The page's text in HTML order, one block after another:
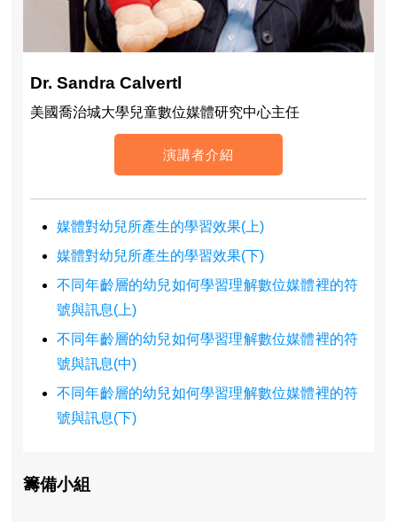
Dr. Sandra Calvertl
美國喬治城大學兒童數位媒體研究中心主任
演講者介紹
媒體對幼兒所產生的學習效果(上)
媒體對幼兒所產生的學習效果(下)
不同年齡層的幼兒如何學習理解數位媒體裡的符
號與訊息(上)
不同年齡層的幼兒如何學習理解數位媒體裡的符
號與訊息(中)
不同年齡層的幼兒如何學習理解數位媒體裡的符
號與訊息(下)
籌備小組